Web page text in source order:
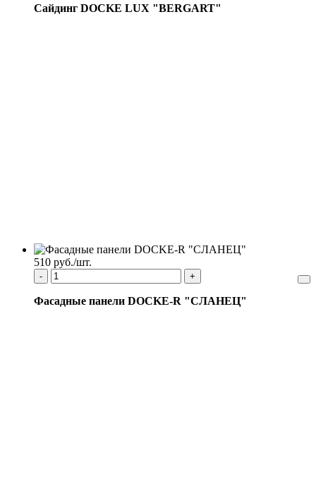
Сайдинг DOCKE LUX "BERGART"
510 руб./шт.
- +
Фасадные панели DOCKE-R "СЛАНЕЦ"